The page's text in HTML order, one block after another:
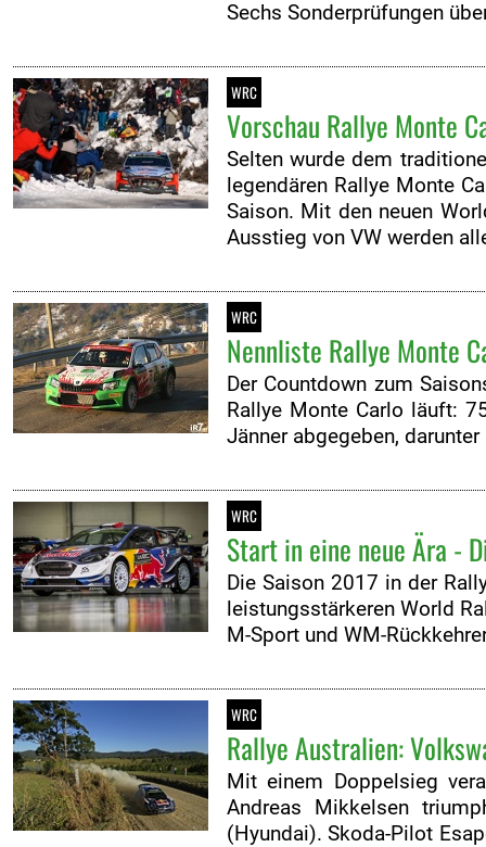
Sechs Sonderprüfungen
WRC
Vorschau Rallye Monte
Selten wurde dem
legendären Rallye Monte
Saison. Mit den neuen
Ausstieg von VW werden
WRC
Nennliste Rallye Monte
Der Countdown zum
Rallye Monte Carlo läuft:
Jänner abgegeben,
WRC
Start in eine neue Ära -
Die Saison 2017 in der
leistungsstärkeren World
M-Sport und WM-
WRC
Rallye Australien:
Mit einem Doppelsieg
Andreas Mikkelsen
(Hyundai). Skoda-Pilot